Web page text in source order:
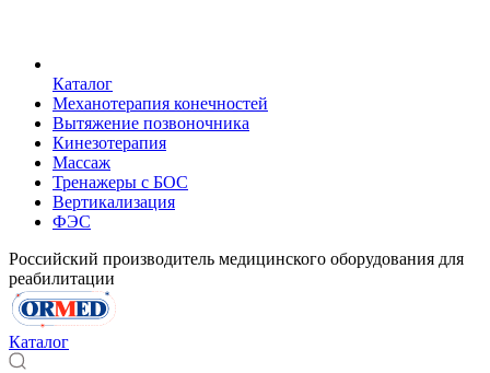
Каталог
Механотерапия конечностей
Вытяжение позвоночника
Кинезотерапия
Массаж
Тренажеры с БОС
Вертикализация
ФЭС
Российский производитель медицинского оборудования для
реабилитации
Каталог